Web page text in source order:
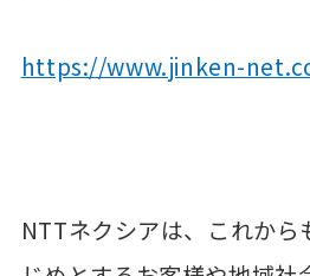
https://www.jinken-
NTTネクシアは、これから